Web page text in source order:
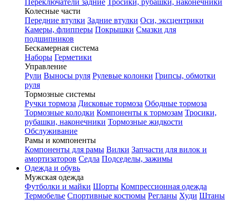
Переключатели задние Тросики, рубашки, наконечники
Колесные части
Передние втулки Задние втулки Оси, эксцентрики
Камеры, флипперы Покрышки Смазки для
подшипников
Бескамерная система
Наборы Герметики
Управление
Рули Выносы руля Рулевые колонки Грипсы, обмотки
руля
Тормозные системы
Ручки тормоза Дисковые тормоза Ободные тормоза
Тормозные колодки Компоненты к тормозам Тросики,
рубашки, наконечники Тормозные жидкости
Обслуживание
Рамы и компоненты
Компоненты для рамы Вилки Запчасти для вилок и
амортизаторов Седла Подседелы, зажимы
Одежда и обувь
Мужская одежда
Футболки и майки Шорты Компрессионная одежда
Термобелье Спортивные костюмы Регланы Худи Штаны